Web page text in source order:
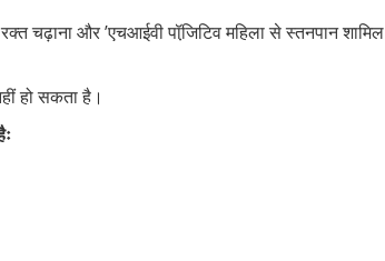
चढ़ाना और ’एचआईवी पॉजि़टिव महिला से स्तनपान शामिल
हो सकता है।